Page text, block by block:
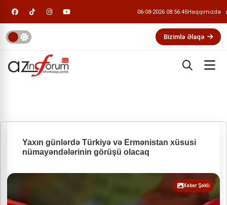
06-08-2026 08:56:45Haqqımızda
Bizimlə Əlaqə
Yaxın günlərdə Türkiyə və Ermənistan xüsusi
nümayəndələrinin görüşü olacaq
Xəbər Şəkli